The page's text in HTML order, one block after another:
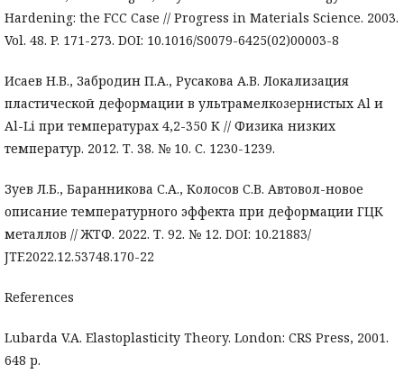
Hardening: the FCC Case // Progress in Materials Science. 2003.
Vol. 48. P. 171-273. DOI: 10.1016/S0079-6425(02)00003-8
Исаев Н.В., Забродин П.А., Русакова А.В. Локализация
пластической деформации в ультрамелкозернистых Al и
Al-Li при температурах 4,2-350 К // Физика низких
температур. 2012. Т. 38. № 10. С. 1230-1239.
Зуев Л.Б., Баранникова С.А., Колосов С.В. Автовол-новое
описание температурного эффекта при деформации ГЦК
металлов // ЖТФ. 2022. Т. 92. № 12. DOI: 10.21883/
JTF.2022.12.53748.170-22
References
Lubarda V.A. Elastoplasticity Theory. London: CRS Press, 2001.
648 p.